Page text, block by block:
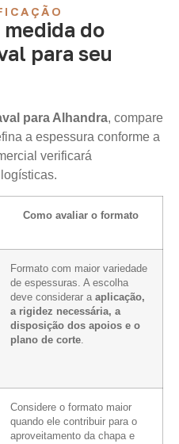
do
para seu
para Alhandra, compare
a espessura conforme a
verificará
Como avaliar o formato
Formato com maior variedade
de espessuras. A escolha
deve considerar a aplicação,
a rigidez necessária, a
disposição dos apoios e o
plano de corte.
Considere o formato maior
quando ele contribuir para o
aproveitamento da chapa e